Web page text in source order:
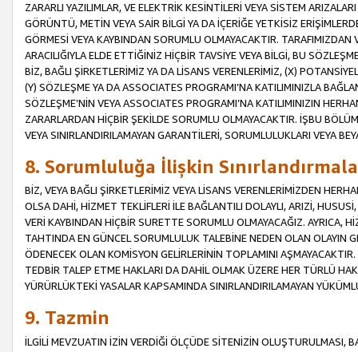
ZARARLI YAZILIMLAR, VE ELEKTRİK KESİNTİLERİ VEYA SİSTEM
GÖRÜNTÜ, METİN VEYA SAİR BİLGİ YA DA İÇERİĞE YETKİSİZ
GÖRMESİ VEYA KAYBINDAN SORUMLU OLMAYACAKTIR.
ARACILIĞIYLA ELDE ETTİĞİNİZ HİÇBİR TAVSİYE VEYA BİLGİ, BU
BİZ, BAĞLI ŞİRKETLERİMİZ YA DA LİSANS VERENLERİMİZ, (X)
(Y) SÖZLEŞME YA DA ASSOCIATES PROGRAMI’NA KATILIMINIZLA
SÖZLEŞME’NİN VEYA ASSOCIATES PROGRAMI’NA KATILIMINIZIN
ZARARLARDAN HİÇBİR ŞEKİLDE SORUMLU OLMAYACAKTIR. İŞBU
VEYA SINIRLANDIRILAMAYAN GARANTİLERİ, SORUMLULUKLARI VEYA
8. Sorumluluğa İlişkin
BİZ, VEYA BAĞLI ŞİRKETLERİMİZ VEYA LİSANS VERENLERİMİZDEN
OLSA DAHİ, HİZMET TEKLİFLERİ İLE BAĞLANTILI DOLAYLI, ARIZİ,
VERİ KAYBINDAN HİÇBİR SURETTE SORUMLU OLMAYACAĞIZ. AYRICA,
TAHTINDA EN GÜNCEL SORUMLULUK TALEBİNE NEDEN OLAN OLAYIN
ÖDENECEK OLAN KOMİSYON GELİRLERİNİN TOPLAMINI
TEDBİR TALEP ETME HAKLARI DA DAHİL OLMAK ÜZERE HER TÜRLÜ
YÜRÜRLÜKTEKİ YASALAR KAPSAMINDA SINIRLANDIRILAMAYAN
9. Tazmin
İLGİLİ MEVZUATIN İZİN VERDİĞİ ÖLÇÜDE SİTENİZİN OLUŞTURULMASI,